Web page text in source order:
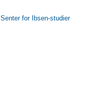
Senter for Ibsen-studier